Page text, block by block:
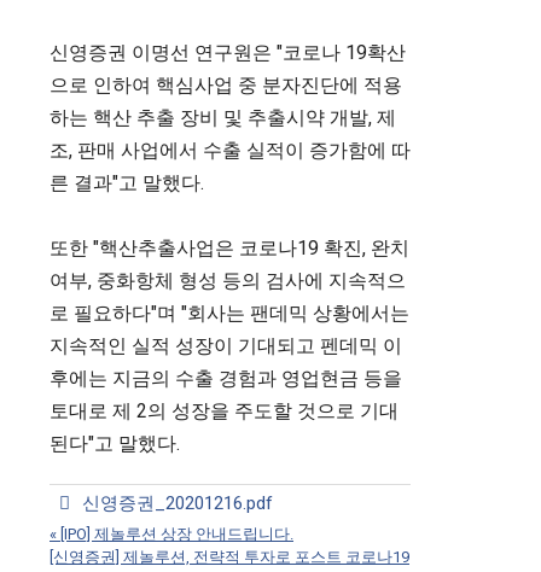
신영증권 이명선 연구원은 "코로나 19확산
으로 인하여 핵심사업 중 분자진단에 적용
하는 핵산 추출 장비 및 추출시약 개발, 제
조, 판매 사업에서 수출 실적이 증가함에 따
른 결과"고 말했다.
또한 "핵산추출사업은 코로나19 확진, 완치
여부, 중화항체 형성 등의 검사에 지속적으
로 필요하다"며 "회사는 팬데믹 상황에서는
지속적인 실적 성장이 기대되고 펜데믹 이
후에는 지금의 수출 경험과 영업현금 등을
토대로 제 2의 성장을 주도할 것으로 기대
된다"고 말했다.
신영증권_20201216.pdf
« [IPO] 제놀루션 상장 안내드립니다.
[신영증권] 제놀루션, 전략적 투자로 포스트 코로나19